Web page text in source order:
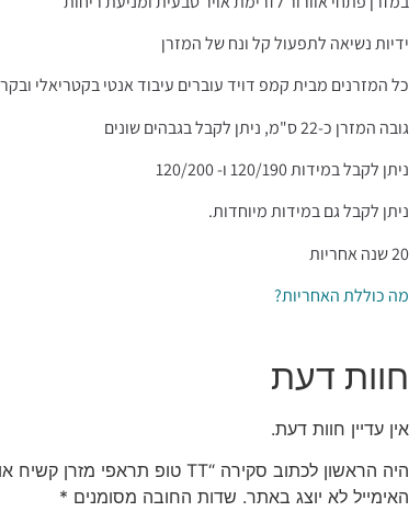
ידיות נשיאה לתפעול קל ונח של המזרן
כל המזרנים מבית קמפ דויד עוברים עיבוד אנטי בקטריאלי
גובה המזרן כ-22 ס"מ, ניתן לקבל בגבהים שונים
ניתן לקבל במידות 120/190 ו- 120/200
ניתן לקבל גם במידות מיוחדות.
20 שנה אחריות
מה כוללת האחריות?
חוות דעת
אין עדיין חוות דעת.
היה הראשון לכתוב סקירה “TT טופ תראפי מזרן קשיח אורתופדי ללא קפיצים למיטה וחצי Camp David”
האימייל לא יוצג באתר. שדות החובה מסומנים *